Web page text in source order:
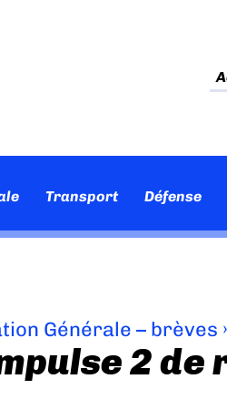
Transport Défense
Générale – brèves
2 de